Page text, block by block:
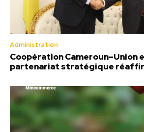
Administration
Coopération Cameroun–Union
partenariat stratégique